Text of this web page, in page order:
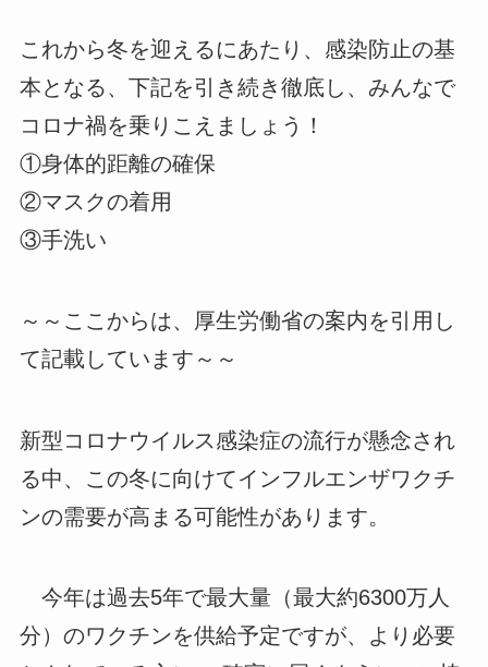
これから冬を迎えるにあたり、感染防止の基
本となる、下記を引き続き徹底し、みんなで
コロナ禍を乗りこえましょう！
①身体的距離の確保
②マスクの着用
③手洗い
～～ここからは、厚生労働省の案内を引用し
て記載しています～～
新型コロナウイルス感染症の流行が懸念され
る中、この冬に向けてインフルエンザワクチ
ンの需要が高まる可能性があります。
今年は過去5年で最大量（最大約6300万人
分）のワクチンを供給予定ですが、より必要